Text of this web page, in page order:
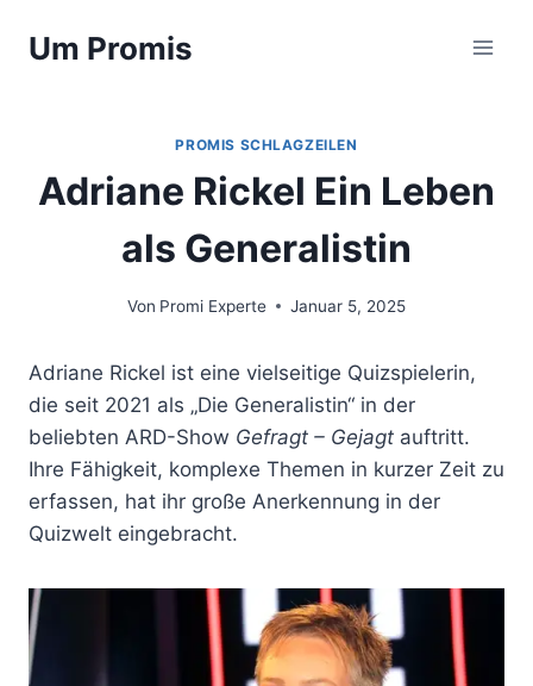
InhaltUm Promis
PROMIS SCHLAGZEILEN
Adriane Rickel Ein Leben
als Generalistin
Von Promi Experte Januar 5, 2025
Adriane Rickel ist eine vielseitige Quizspielerin,
die seit 2021 als „Die Generalistin“ in der
beliebten ARD-Show Gefragt – Gejagt auftritt.
Ihre Fähigkeit, komplexe Themen in kurzer Zeit zu
erfassen, hat ihr große Anerkennung in der
Quizwelt eingebracht.